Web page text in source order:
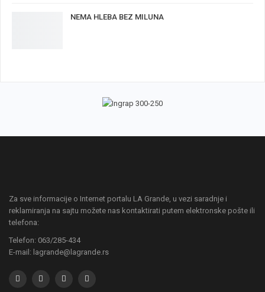
NEMA HLEBA BEZ MILUNA
Za sve informacije o Internet portalu LA Grande, u vezi saradnje i
reklamiranja na sajtu možete nas kontaktirati putem elektronske pošte ili
telefona:
Telefon: 063/285-434
E-mail: lagrande@lagrande.rs